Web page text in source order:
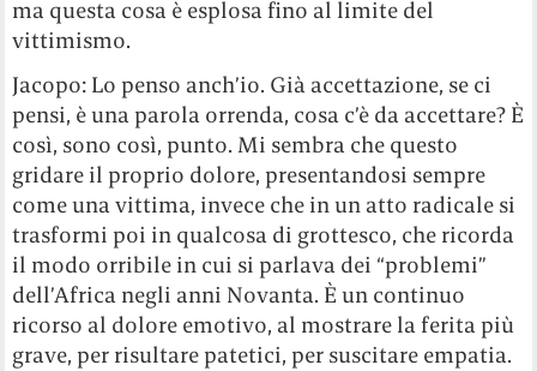
ma questa cosa è esplosa fino al limite del
vittimismo.
Jacopo: Lo penso anch’io. Già accettazione, se ci
pensi, è una parola orrenda, cosa c’è da accettare? È
così, sono così, punto. Mi sembra che questo
gridare il proprio dolore, presentandosi sempre
come una vittima, invece che in un atto radicale si
trasformi poi in qualcosa di grottesco, che ricorda
il modo orribile in cui si parlava dei “problemi”
dell’Africa negli anni Novanta. È un continuo
ricorso al dolore emotivo, al mostrare la ferita più
grave, per risultare patetici, per suscitare empatia.